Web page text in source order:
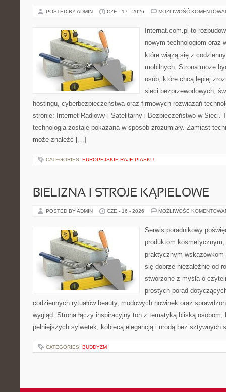
POSTED BY ADMIN CZE - 17 - 2026 MOŻLIWOŚĆ
Internat.com.pl to
nowym technologiom oraz
które wiążą się z
mobilnych. Strona może
osób, które chcą lepiej
sieci bezprzewodowych,
hostingu, cyberbezpieczeństwa oraz firmowych rozwiązań
stronie: Internet Radiowy i Satelitarny i Bezpieczeństwo w Sieci.
technologia zostaje pokazana w sposób zrozumiały. Zamiast
może znaleźć […]
CATEGORIES: EUROPEJSKIE RAJE PIASKU
BIELIZNA I STROJE KĄPIELOWE
POSTED BY ADMIN CZE - 16 - 2026 MOŻLIWOŚĆ
Serwis poradnikowy
produktom
praktycznym
się dobrze niezależnie od
stworzone z myślą o
prostych porad
codziennych rytuałów beauty, modowych nowinek oraz
wygląd. Strona łączy inspiracyjny ton z tematyką bliską
pełniejszych sylwetek, kobiecą elegancją i urodą bez sztywnych
CATEGORIES: BUDDYZM